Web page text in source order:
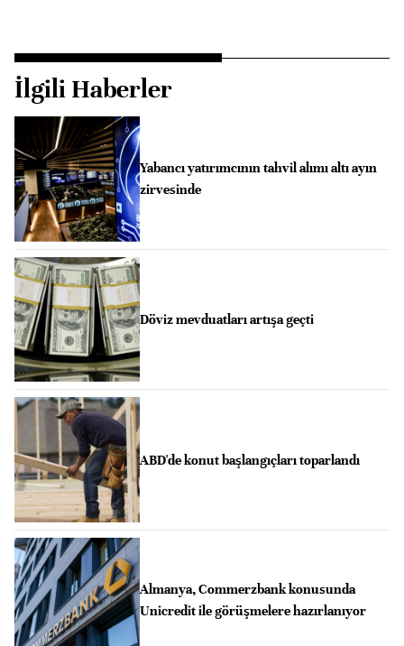
İlgili Haberler
Yabancı yatırımcının tahvil alımı altı ayın
zirvesinde
Döviz mevduatları artışa geçti
ABD'de konut başlangıçları toparlandı
Almanya, Commerzbank konusunda
Unicredit ile görüşmelere hazırlanıyor